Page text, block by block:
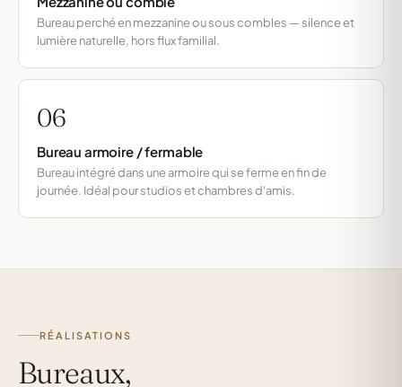
Bureau perché en mezzanine ou sous combles — silence et
lumière naturelle, hors flux familial.
06
Bureau armoire / fermable
Bureau intégré dans une armoire qui se ferme en fin de
journée. Idéal pour studios et chambres d'amis.
RÉALISATIONS
Bureaux,